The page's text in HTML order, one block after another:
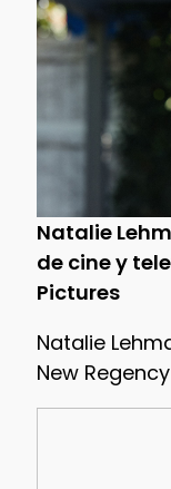
Natalie
de cine y
Pictures
Natalie
New